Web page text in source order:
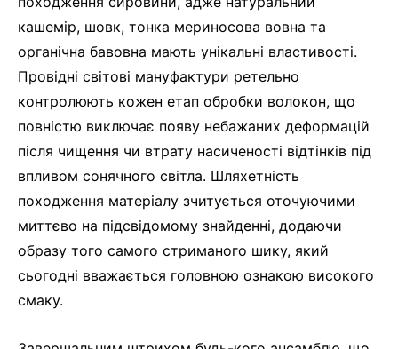
кашемір, шовк, тонка мериносова вовна та
органічна бавовна мають унікальні властивості.
Провідні світові мануфактури ретельно
контролюють кожен етап обробки волокон, що
повністю виключає появу небажаних деформацій
після чищення чи втрату насиченості відтінків під
впливом сонячного світла. Шляхетність
походження матеріалу зчитується оточуючими
миттєво на підсвідомому знайденні, додаючи
образу того самого стриманого шику, який
сьогодні вважається головною ознакою високого
смаку.